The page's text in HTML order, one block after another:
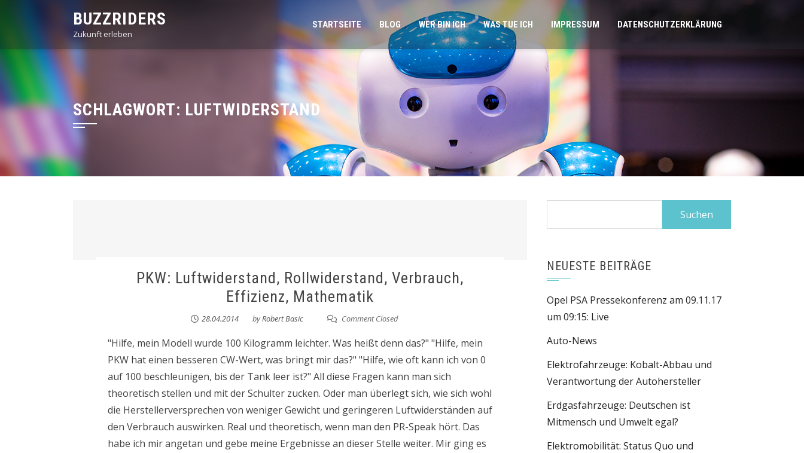
BUZZRIDERS
Zukunft erleben
STARTSEITE BLOG WER BIN ICH WAS TUE ICH IMPRESSUM DATENSCHUTZERKLÄRUNG
SCHLAGWORT: LUFTWIDERSTAND
PKW: Luftwiderstand, Rollwiderstand, Verbrauch,
Effizienz, Mathematik
28.04.2014 byRobert Basic Comment Closed
"Hilfe, mein Modell wurde 100 Kilogramm leichter. Was heißt denn das?" "Hilfe, mein
PKW hat einen besseren CW-Wert, was bringt mir das?" "Hilfe, wie oft kann ich von 0
auf 100 beschleunigen, bis der Tank leer ist?" All diese Fragen kann man sich
theoretisch stellen und mit der Schulter zucken. Oder man überlegt sich, wie sich wohl
die Herstellerversprechen von weniger Gewicht und geringeren Luftwiderständen auf
den Verbrauch auswirken. Real und theoretisch, wenn man den PR-Speak hört. Das
habe ich mir angetan und gebe meine Ergebnisse an dieser Stelle weiter. Mir ging es
NEUESTE BEITRÄGE
Opel PSA Pressekonferenz am 09.11.17
um 09:15: Live
Auto-News
Elektrofahrzeuge: Kobalt-Abbau und
Verantwortung der Autohersteller
Erdgasfahrzeuge: Deutschen ist
Mitmensch und Umwelt egal?
Elektromobilität: Status Quo und